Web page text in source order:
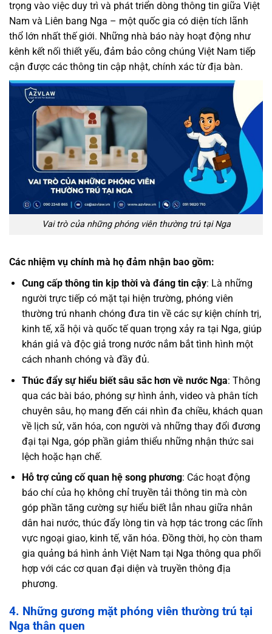
trọng vào việc duy trì và phát triển dòng thông tin giữa Việt
Nam và Liên bang Nga – một quốc gia có diện tích lãnh
thổ lớn nhất thế giới. Những nhà báo này hoạt động như
kênh kết nối thiết yếu, đảm bảo công chúng Việt Nam tiếp
cận được các thông tin cập nhật, chính xác từ địa bàn.
Vai trò của những phóng viên thường trú tại Nga
Các nhiệm vụ chính mà họ đảm nhận bao gồm:
Cung cấp thông tin kịp thời và đáng tin cậy: Là những
người trực tiếp có mặt tại hiện trường, phóng viên
thường trú nhanh chóng đưa tin về các sự kiện chính trị,
kinh tế, xã hội và quốc tế quan trọng xảy ra tại Nga, giúp
khán giả và độc giả trong nước nắm bắt tình hình một
cách nhanh chóng và đầy đủ.
Thúc đẩy sự hiểu biết sâu sắc hơn về nước Nga: Thông
qua các bài báo, phóng sự hình ảnh, video và phân tích
chuyên sâu, họ mang đến cái nhìn đa chiều, khách quan
về lịch sử, văn hóa, con người và những thay đổi đương
đại tại Nga, góp phần giảm thiểu những nhận thức sai
lệch hoặc hạn chế.
Hỗ trợ củng cố quan hệ song phương: Các hoạt động
báo chí của họ không chỉ truyền tải thông tin mà còn
góp phần tăng cường sự hiểu biết lẫn nhau giữa nhân
dân hai nước, thúc đẩy lòng tin và hợp tác trong các lĩnh
vực ngoại giao, kinh tế, văn hóa. Đồng thời, họ còn tham
gia quảng bá hình ảnh Việt Nam tại Nga thông qua phối
hợp với các cơ quan đại diện và truyền thông địa
phương.
4. Những gương mặt phóng viên thường trú tại
Nga thân quen